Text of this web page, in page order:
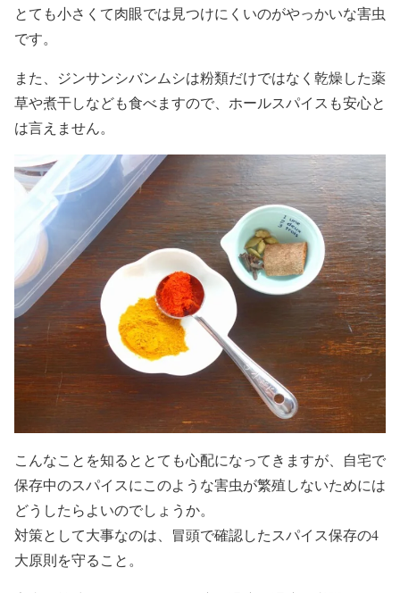
とても小さくて肉眼では見つけにくいのがやっかいな害虫
です。
また、ジンサンシバンムシは粉類だけではなく乾燥した薬
草や煮干しなども食べますので、ホールスパイスも安心と
は言えません。
こんなことを知るととても心配になってきますが、自宅で
保存中のスパイスにこのような害虫が繁殖しないためには
どうしたらよいのでしょうか。
対策として大事なのは、冒頭で確認したスパイス保存の4
大原則を守ること。